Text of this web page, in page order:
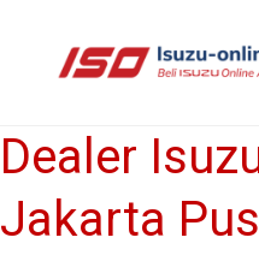
Dealer
Jakarta
Dealer
Isuzu
Wilayah